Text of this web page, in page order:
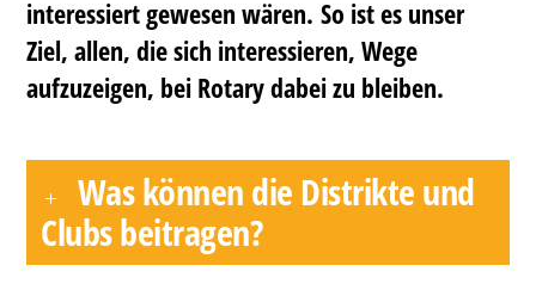
interessiert gewesen wären. So ist es unser
Ziel, allen, die sich interessieren, Wege
aufzuzeigen, bei Rotary dabei zu bleiben.
Was können die Distrikte und
Clubs beitragen?